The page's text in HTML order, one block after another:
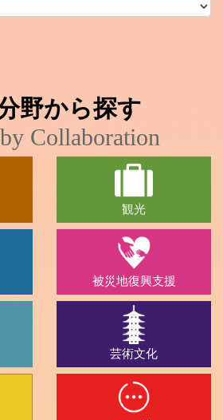
野から探す
Collaboration
観光
被災地復興支援
芸術文化